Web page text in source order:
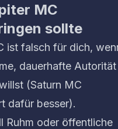
MC
sollte
ist falsch für dich,
dauerhafte Autorität
(Saturn MC
dafür besser).
Ruhm oder öffentliche